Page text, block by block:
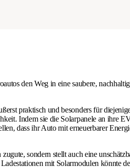
den Weg in eine saubere,
praktisch und besonders für
Indem sie die Solarpanele an ihre
dass ihr Auto mit erneuerbarer
sondern stellt auch eine
mit Solarmodulen könnte